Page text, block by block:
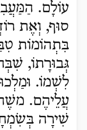
עוֹלָם.
סוּף, וְאֶת
בִּתְהוֹמוֹת
גְּבוּרָתוֹ,
לִשְׁמוֹ.
עֲלֵיהֶם.
שִׁירָה